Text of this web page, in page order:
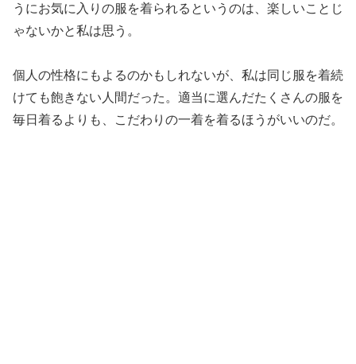
うにお気に入りの服を着られるというのは、楽しいことじ
ゃないかと私は思う。
個人の性格にもよるのかもしれないが、私は同じ服を着続
けても飽きない人間だった。適当に選んだたくさんの服を
毎日着るよりも、こだわりの一着を着るほうがいいのだ。